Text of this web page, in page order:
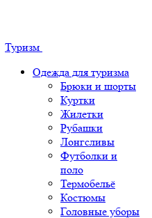
Туризм
Одежда для туризма
Брюки и шорты
Куртки
Жилетки
Рубашки
Лонгсливы
Футболки и
поло
Термобельё
Костюмы
Головные уборы